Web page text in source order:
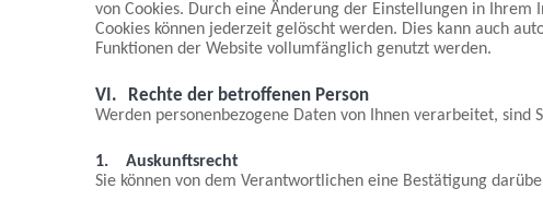
von Cookies. Durch eine Änderung der Einstellungen in
Cookies können jederzeit gelöscht werden. Dies kann auch
Funktionen der Website vollumfänglich genutzt werden.
VI. Rechte der betroffenen Person
Werden personenbezogene Daten von Ihnen verarbeitet, sind
1.
Auskunftsrecht
Sie können von dem Verantwortlichen eine Bestätigung